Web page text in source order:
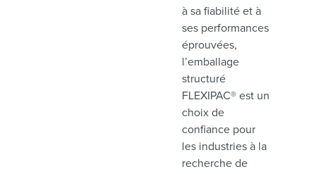
à sa fiabilité et à
ses performances
éprouvées,
l’emballage
structuré
FLEXIPAC® est un
choix de
confiance pour
les industries à la
recherche de